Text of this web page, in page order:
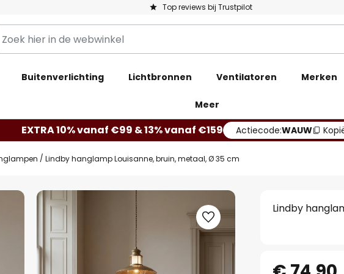
Top reviews bij Trustpilot
Buitenverlichting Lichtbronnen Ventilatoren Merken
Meer
EXTRA 10% vanaf €99 & 13% vanaf €159 Actiecode:WAUW
Lindby hanglamp Louisanne, bruin, metaal, Ø 35 cm
Lindby